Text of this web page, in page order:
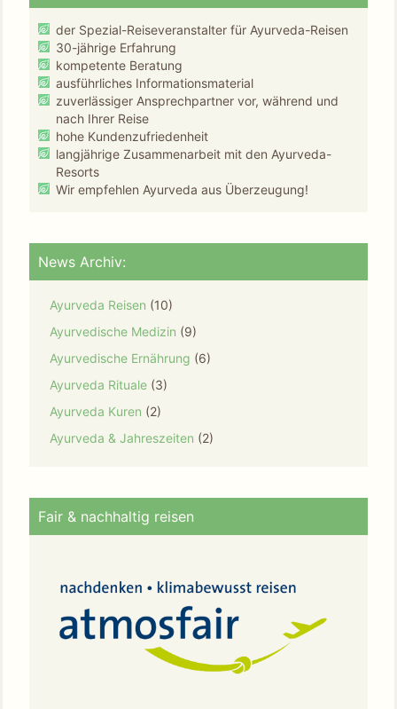
der Spezial-Reiseveranstalter für Ayurveda-Reisen
30-jährige Erfahrung
kompetente Beratung
ausführliches Informationsmaterial
zuverlässiger Ansprechpartner vor, während und
nach Ihrer Reise
hohe Kundenzufriedenheit
langjährige Zusammenarbeit mit den Ayurveda-
Resorts
Wir empfehlen Ayurveda aus Überzeugung!
News Archiv:
Ayurveda Reisen (10)
Ayurvedische Medizin (9)
Ayurvedische Ernährung (6)
Ayurveda Rituale (3)
Ayurveda Kuren (2)
Ayurveda & Jahreszeiten (2)
Fair & nachhaltig reisen